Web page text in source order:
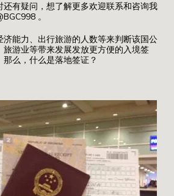
有疑问，想了解更多欢迎联系和咨询我
。
能力、出行旅游的人数等来判断该国公
游业等带来发展发放更方便的入境签
么，什么是落地签证？